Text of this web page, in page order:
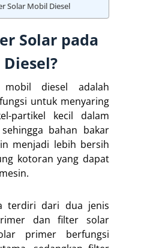
Solar Mobil Diesel
Solar pada
diesel adalah
untuk menyaring
partikel kecil dalam
bahan bakar
menjadi lebih bersih
kotoran yang dapat
terdiri dari dua jenis
dan filter solar
primer berfungsi